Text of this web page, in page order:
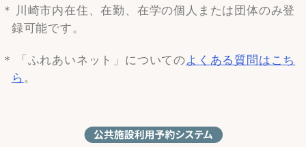
川崎市内在住、在勤、在学の個人または団体のみ登
録可能です。
「ふれあいネット」についてのよくある質問はこち
ら 。